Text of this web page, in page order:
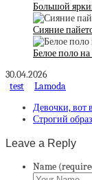
Большой
Сияние
Белое поло
30.04.2026
test
Lamoda
Девочки, вот
Строгий
Leave a Reply
Name